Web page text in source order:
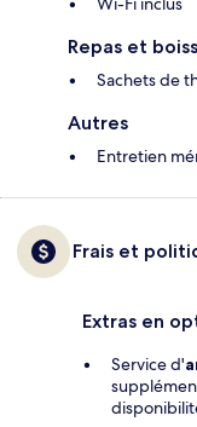
Repas et
Sachets de
Autres
Entretien
Frais et
Extras en
Service d'